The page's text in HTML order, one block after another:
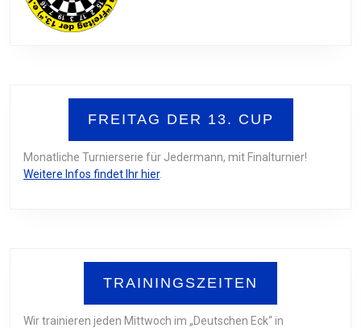
FREITAG DER 13. CUP
Monatliche Turnierserie für Jedermann, mit Finalturnier!
Weitere Infos findet Ihr hier.
TRAININGSZEITEN
Wir trainieren jeden Mittwoch im „Deutschen Eck“ in